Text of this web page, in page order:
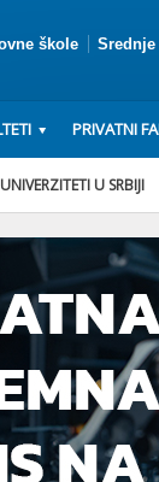
škole
PRIVATNI
UNIVERZITETI U SRBIJI